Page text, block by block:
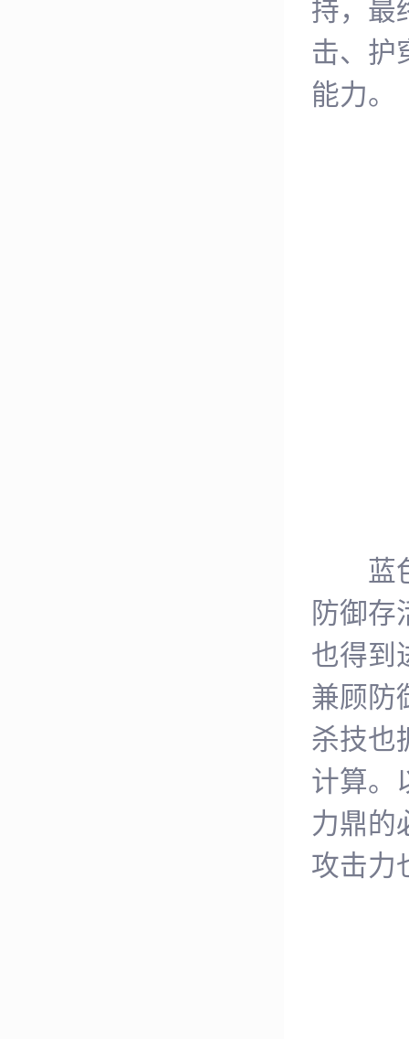
持，最
击、护
能力。
蓝色
防御存
也得到
兼顾防
杀技也
计算。
力鼎的
攻击力